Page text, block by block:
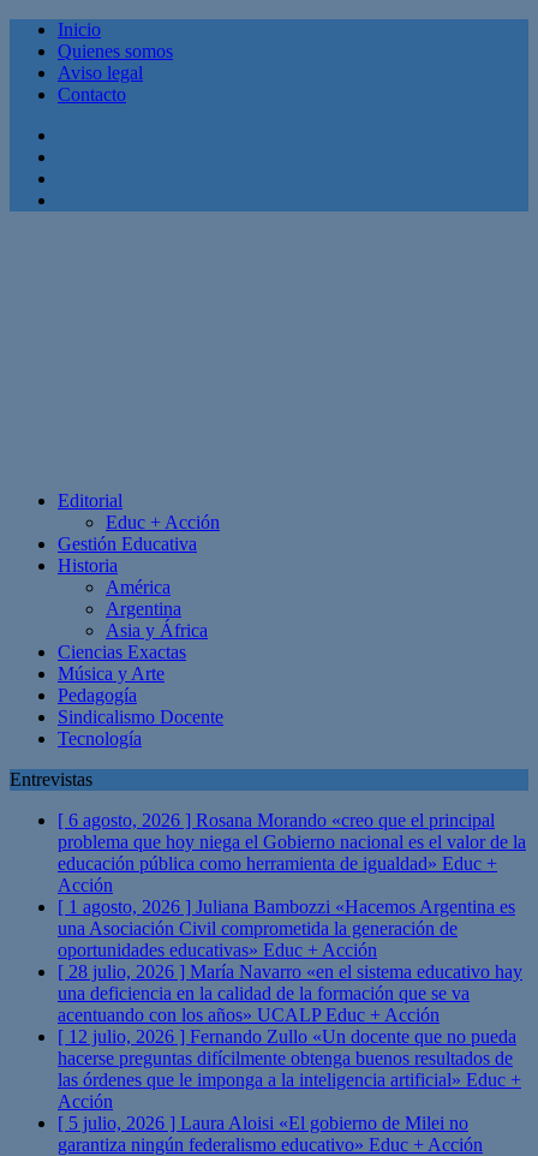
Inicio
Quienes somos
Aviso legal
Contacto
Editorial
Educ + Acción
Gestión Educativa
Historia
América
Argentina
Asia y África
Ciencias Exactas
Música y Arte
Pedagogía
Sindicalismo Docente
Tecnología
Entrevistas
[ 6 agosto, 2026 ] Rosana Morando «creo que el principal
problema que hoy niega el Gobierno nacional es el valor de la
educación pública como herramienta de igualdad» Educ +
Acción
[ 1 agosto, 2026 ] Juliana Bambozzi «Hacemos Argentina es
una Asociación Civil comprometida la generación de
oportunidades educativas» Educ + Acción
[ 28 julio, 2026 ] María Navarro «en el sistema educativo hay
una deficiencia en la calidad de la formación que se va
acentuando con los años» UCALPEduc + Acción
[ 12 julio, 2026 ] Fernando Zullo «Un docente que no pueda
hacerse preguntas difícilmente obtenga buenos resultados de
las órdenes que le imponga a la inteligencia artificial» Educ +
Acción
[ 5 julio, 2026 ] Laura Aloisi «El gobierno de Milei no
garantiza ningún federalismo educativo» Educ + Acción